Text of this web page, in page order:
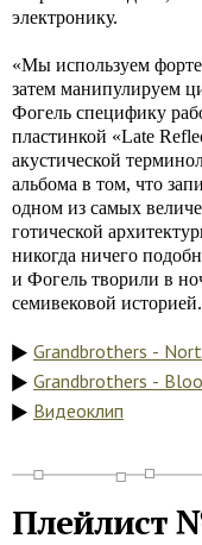
электронику.
«Мы используем
затем манипулируем
Фогель специфику
пластинкой «Late
акустической
альбома в том, что
одном из самых
готической
никогда ничего
и Фогель творили в
семивековой историей.
Grandbrothers -
Grandbrothers -
Видеоклип
Плейлист